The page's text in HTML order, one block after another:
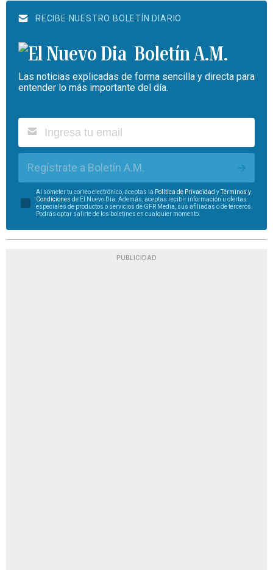
RECIBE NUESTRO BOLETÍN DIARIO
Boletín A.M.
Las noticias explicadas de forma sencilla y directa para
entender lo más importante del día.
Regístrate a Boletín A.M.
Al someter tu correo electrónico, aceptas la Política de Privacidad yTérminos y
Condiciones de El Nuevo Día. Además, aceptas recibir información u ofertas
especiales de productos o servicios de GFR Media, sus afiliadas o de terceros.
Podrás optar salirte de los boletines en cualquier momento.
PUBLICIDAD